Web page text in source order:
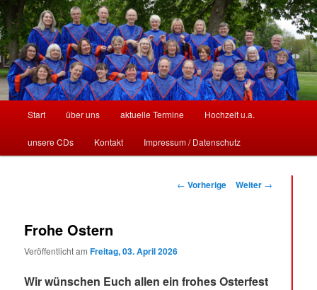
Stormarn
Zum
Inhalt
Zum
sekundären
Start über uns aktuelle Termine Hochzeit u.a.
unsere CDs Kontakt Impressum / Datenschutz
Beitrags-
← Vorherige Weiter →
Frohe Ostern
Veröffentlicht amFreitag, 03. April 2026
Wir wünschen Euch allen ein frohes Osterfest